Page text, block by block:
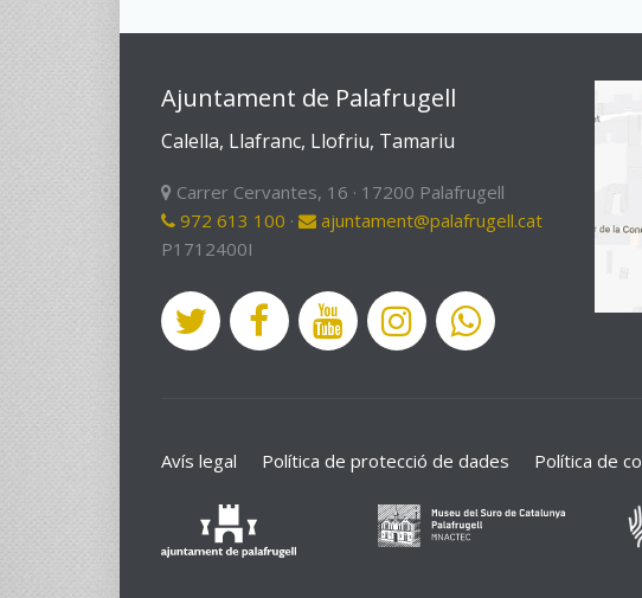
Ajuntament de Palafrugell
Calella, Llafranc, Llofriu, Tamariu
Carrer Cervantes, 16 · 17200 Palafrugell
972 613 100 ·
ajuntament@palafrugell.cat
P1712400I
Avís legal Política de protecció de dades Política de